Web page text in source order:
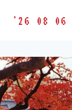
胶
味
道
LETSFILM
'26 08 06